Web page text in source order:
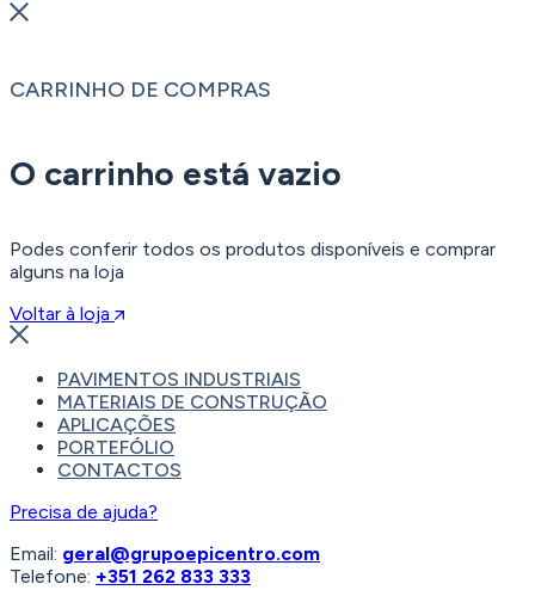
CARRINHO DE COMPRAS
O carrinho está vazio
Podes conferir todos os produtos disponíveis e comprar
alguns na loja
Voltar à loja
PAVIMENTOS INDUSTRIAIS
MATERIAIS DE CONSTRUÇÃO
APLICAÇÕES
PORTEFÓLIO
CONTACTOS
Precisa de ajuda?
Email: geral@grupoepicentro.com
Telefone: +351 262 833 333